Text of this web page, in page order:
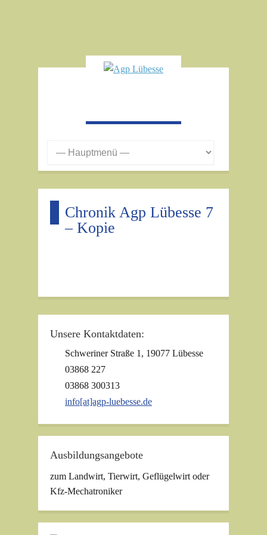
Chronik Agp Lübesse 7
– Kopie
Unsere Kontaktdaten:
Schweriner Straße 1, 19077 Lübesse
03868 227
03868 300313
info[at]agp-luebesse.de
Ausbildungsangebote
zum Landwirt, Tierwirt, Geflügelwirt oder
Kfz-Mechatroniker